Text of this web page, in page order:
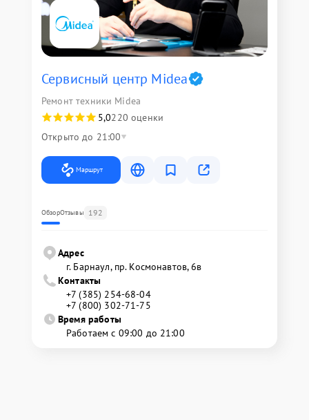
Сервисный центр Midea
Ремонт техники Midea
5,0220 оценки
Открыто до 21:00
Маршрут
ОбзорОтзывы 192
Адрес
г. Барнаул, ​пр. Космонавтов, 6в
Контакты
+7 (385) 254-68-04
+7 (800) 302-71-75
Время работы
Работаем с 09:00 до 21:00